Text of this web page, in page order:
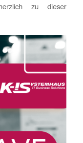
zu dieser